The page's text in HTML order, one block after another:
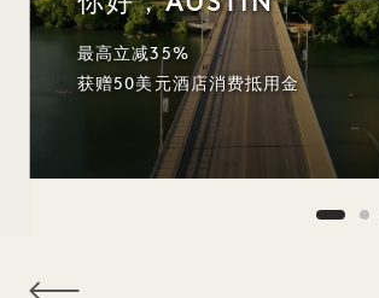
最高立减35%
获赠50美元酒店消费抵用金